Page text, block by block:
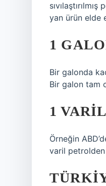
yan ürün elde
1
Bir galonda
Bir galon tam
1
Örneğin
varil petrolden